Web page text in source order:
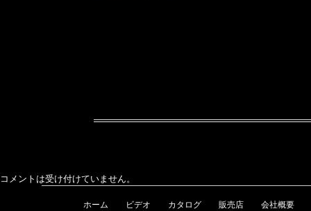
コメントは受け付けていません。
ホーム ビデオ カタログ 販売店 会社概要